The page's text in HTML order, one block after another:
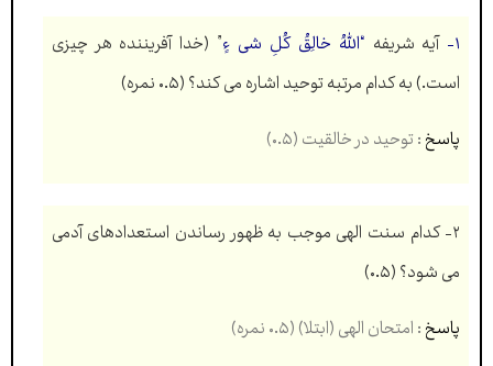
۱- آیه شریفه “اللهُ خالِقُ کُلِ شی ءٍ” (خدا آفریننده هر چیزی
است.) به کدام مرتبه توحید اشاره می کند؟ (۰.۵ نمره)
پاسخ: توحید در خالقیت (۰.۵)
۲- کدام سنت الهی موجب به ظهور رساندن استعدادهای آدمی
می شود؟ (۰.۵)
پاسخ: امتحان الهی (ابتلا) (۰.۵ نمره)